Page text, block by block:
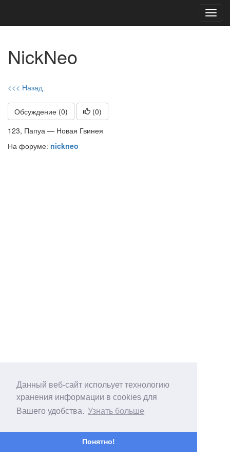
Данный веб-сайт испольует технологию
хранения информации в cookies для
Вашего удобства. Узнать больше
Понятно!
NickNeo
<<< Назад
Обсуждение (0) (0)
123, Папуа — Новая Гвинея
На форуме: nickneo